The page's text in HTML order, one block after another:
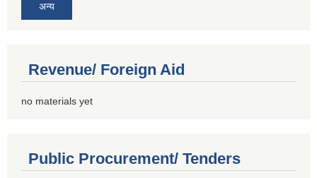
अन्य
Revenue/ Foreign Aid
no materials yet
Public Procurement/ Tenders